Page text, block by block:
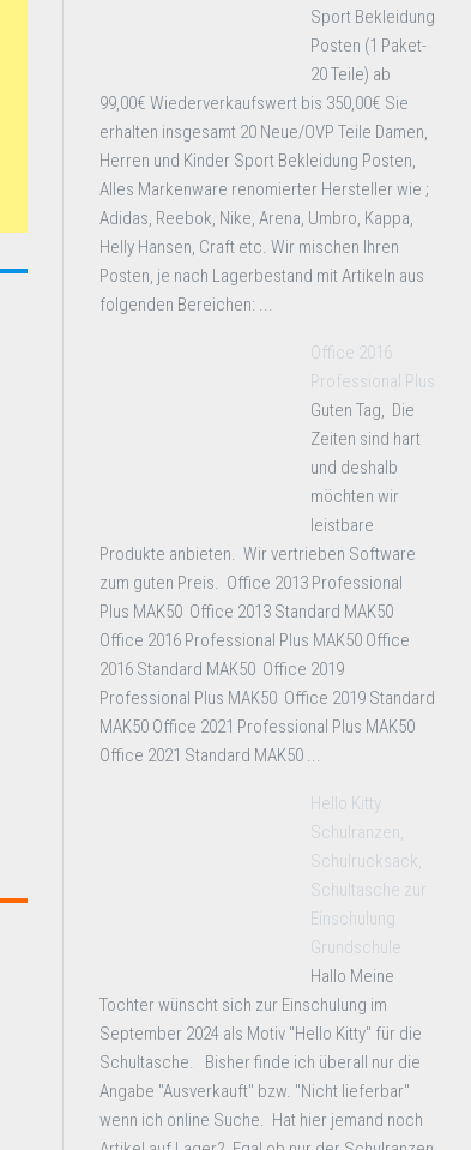
Sport Bekleidung
Posten (1 Paket-
20 Teile) ab
99,00€ Wiederverkaufswert bis 350,00€ Sie
erhalten insgesamt 20 Neue/OVP Teile Damen,
Herren und Kinder Sport Bekleidung Posten,
Alles Markenware renomierter Hersteller wie ;
Adidas, Reebok, Nike, Arena, Umbro, Kappa,
Helly Hansen, Craft etc. Wir mischen Ihren
Posten, je nach Lagerbestand mit Artikeln aus
folgenden Bereichen: ...
Office 2016
Professional Plus
Guten Tag, Die
Zeiten sind hart
und deshalb
möchten wir
leistbare
Produkte anbieten. Wir vertrieben Software
zum guten Preis. Office 2013 Professional
Plus MAK50 Office 2013 Standard MAK50
Office 2016 Professional Plus MAK50 Office
2016 Standard MAK50 Office 2019
Professional Plus MAK50 Office 2019 Standard
MAK50 Office 2021 Professional Plus MAK50
Office 2021 Standard MAK50 ...
Hello Kitty
Schulranzen,
Schulrucksack,
Schultasche zur
Einschulung
Grundschule
Hallo Meine
Tochter wünscht sich zur Einschulung im
September 2024 als Motiv "Hello Kitty" für die
Schultasche. Bisher finde ich überall nur die
Angabe "Ausverkauft" bzw. "Nicht lieferbar"
wenn ich online Suche. Hat hier jemand noch